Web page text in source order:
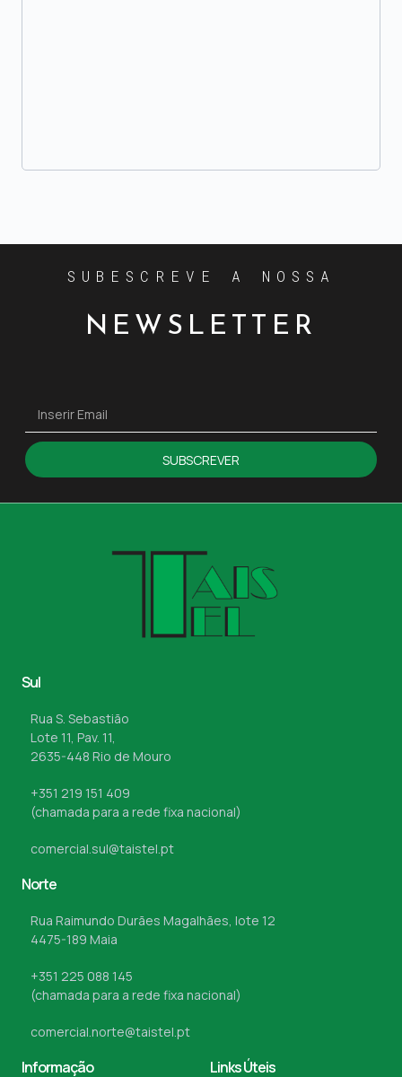
SUBESCREVE A NOSSA
NEWSLETTER
SUBSCREVER
Sul
Rua S. Sebastião
Lote 11, Pav. 11,
2635-448 Rio de Mouro
+351 219 151 409
(chamada para a rede fixa nacional)
comercial.sul@taistel.pt
Norte
Rua Raimundo Durães Magalhães, lote 12
4475-189 Maia
+351 225 088 145
(chamada para a rede fixa nacional)
comercial.norte@taistel.pt
Informação Links Úteis